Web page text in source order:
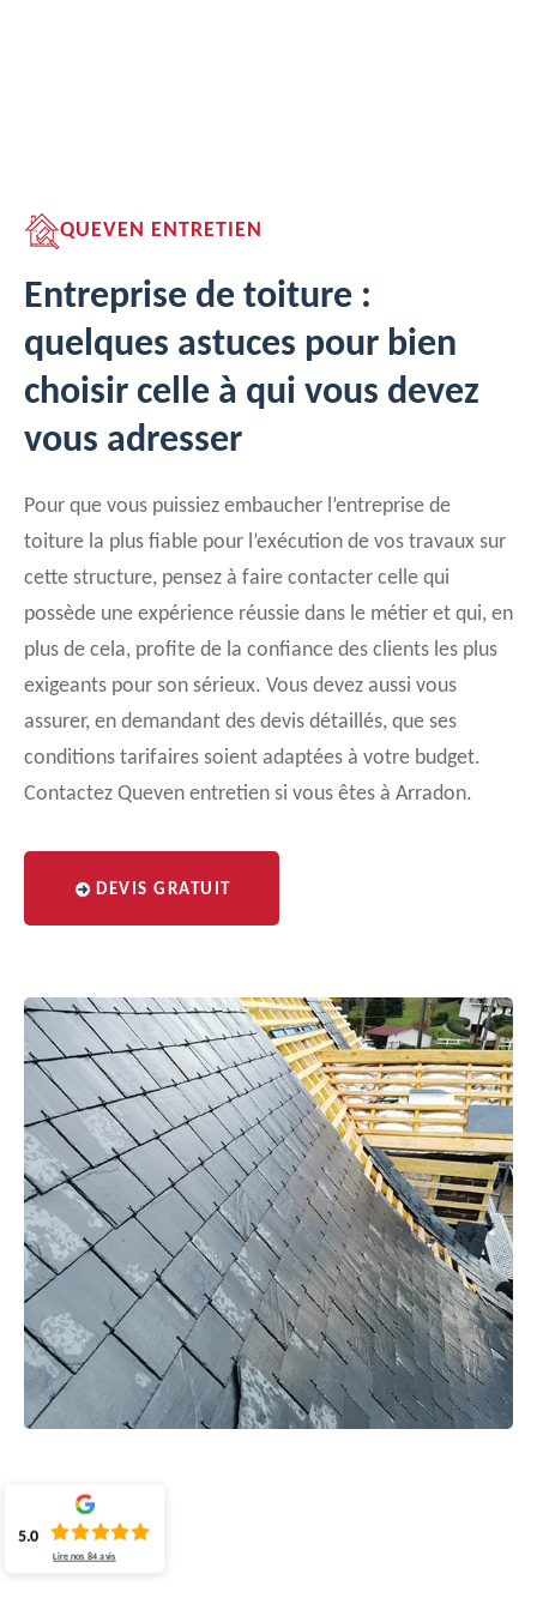
QUEVEN ENTRETIEN
Entreprise de toiture :
quelques astuces pour bien
choisir celle à qui vous devez
vous adresser
Pour que vous puissiez embaucher l’entreprise de
toiture la plus fiable pour l’exécution de vos travaux sur
cette structure, pensez à faire contacter celle qui
possède une expérience réussie dans le métier et qui, en
plus de cela, profite de la confiance des clients les plus
exigeants pour son sérieux. Vous devez aussi vous
assurer, en demandant des devis détaillés, que ses
conditions tarifaires soient adaptées à votre budget.
Contactez Queven entretien si vous êtes à Arradon.
DEVIS GRATUIT
5.0
Lire nos84 avis